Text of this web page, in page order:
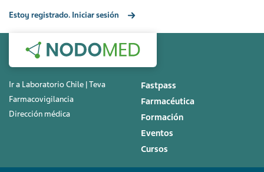
Estoy registrado. Iniciar sesión
Ir a Laboratorio Chile | Teva
Farmacovigilancia
Dirección médica
Fastpass
Farmacéutica
Formación
Eventos
Cursos